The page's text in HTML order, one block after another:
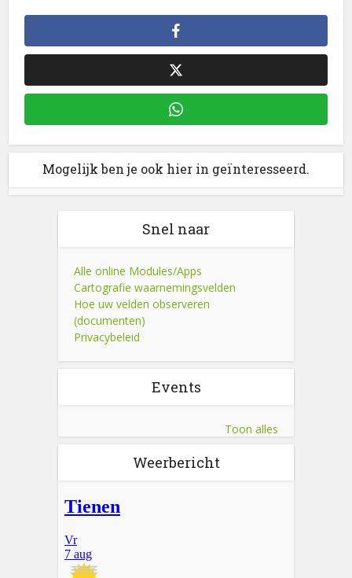
Mogelijk ben je ook hier in geïnteresseerd.
Snel naar
Alle online Modules/Apps
Cartografie waarnemingsvelden
Hoe uw velden observeren
(documenten)
Privacybeleid
Events
Toon alles
Weerbericht